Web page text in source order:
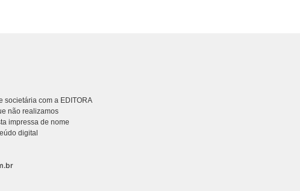
societária com a EDITORA
não realizamos
impressa de nome
digital